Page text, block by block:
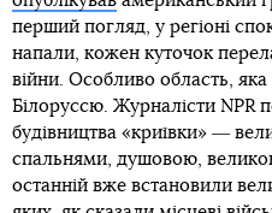
перший погляд, у регіоні
напали, кожен куточок
війни. Особливо область,
Білоруссю. Журналісти NPR
будівництва «криївки» ―
спальнями, душовою,
останній вже встановили